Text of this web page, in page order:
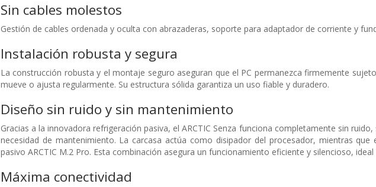
Sin cables molestos
Gestión de cables ordenada y oculta con abrazaderas, soporte para adaptador de corriente y
Instalación robusta y segura
La construcción robusta y el montaje seguro aseguran que el PC permanezca firmemente
mueve o ajusta regularmente. Su estructura sólida garantiza un uso fiable y duradero.
Diseño sin ruido y sin mantenimiento
Gracias a la innovadora refrigeración pasiva, el ARCTIC Senza funciona completamente sin
necesidad de mantenimiento. La carcasa actúa como disipador del procesador, mientras
pasivo ARCTIC M.2 Pro. Esta combinación asegura un funcionamiento eficiente y silencioso,
Máxima conectividad